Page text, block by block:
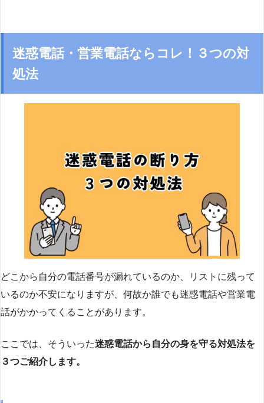
迷惑電話・営業電話ならコレ！３つの対
処法
どこから自分の電話番号が漏れているのか、リストに残って
いるのか不安になりますが、何故か誰でも迷惑電話や営業電
話がかかってくることがあります。
ここでは、そういった迷惑電話から自分の身を守る対処法を
３つご紹介します。